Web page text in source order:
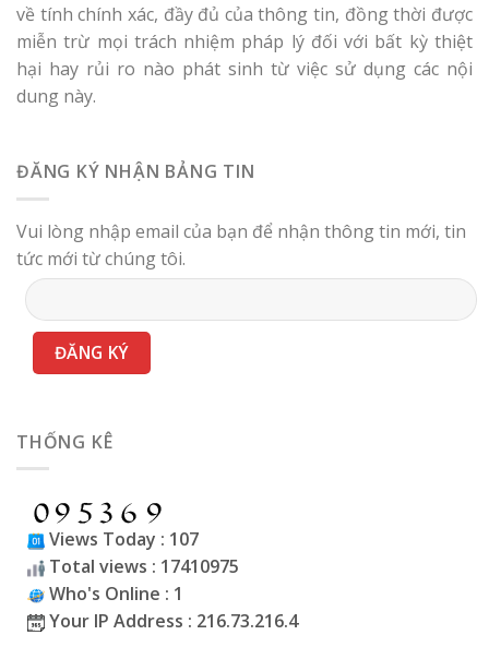
về tính chính xác, đầy đủ của thông tin, đồng thời được
miễn trừ mọi trách nhiệm pháp lý đối với bất kỳ thiệt
hại hay rủi ro nào phát sinh từ việc sử dụng các nội
dung này.
ĐĂNG KÝ NHẬN BẢNG TIN
Vui lòng nhập email của bạn để nhận thông tin mới, tin
tức mới từ chúng tôi.
THỐNG KÊ
Views Today : 107
Total views : 17410975
Who's Online : 1
Your IP Address : 216.73.216.4